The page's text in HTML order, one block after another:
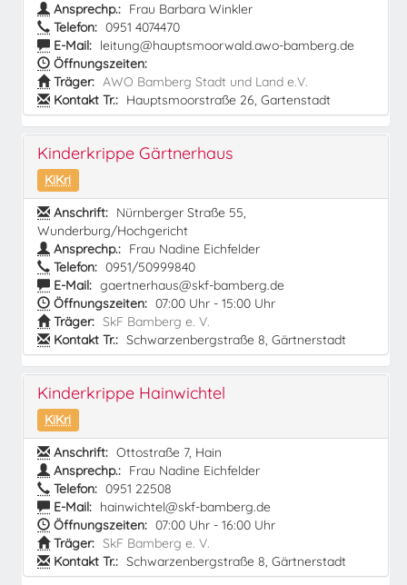
Ansprechp.: Frau Barbara Winkler
Telefon: 0951 4074470
E-Mail: leitung@hauptsmoorwald.awo-bamberg.de
Öffnungszeiten:
Träger: AWO Bamberg Stadt und Land e.V.
Kontakt Tr.: Hauptsmoorstraße 26, Gartenstadt
Kinderkrippe Gärtnerhaus
KiKri
Anschrift: Nürnberger Straße 55,
Wunderburg/Hochgericht
Ansprechp.: Frau Nadine Eichfelder
Telefon: 0951/50999840
E-Mail: gaertnerhaus@skf-bamberg.de
Öffnungszeiten: 07:00 Uhr - 15:00 Uhr
Träger: SkF Bamberg e. V.
Kontakt Tr.: Schwarzenbergstraße 8, Gärtnerstadt
Kinderkrippe Hainwichtel
KiKri
Anschrift: Ottostraße 7, Hain
Ansprechp.: Frau Nadine Eichfelder
Telefon: 0951 22508
E-Mail: hainwichtel@skf-bamberg.de
Öffnungszeiten: 07:00 Uhr - 16:00 Uhr
Träger: SkF Bamberg e. V.
Kontakt Tr.: Schwarzenbergstraße 8, Gärtnerstadt